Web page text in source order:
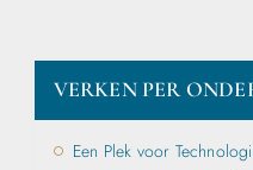
VERKEN PER
Een Plek voor